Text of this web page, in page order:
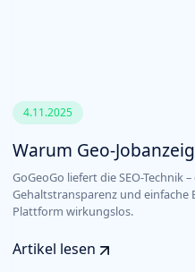
4.11.2025
Warum Geo-
GoGeoGo liefert die SEO-Technik
Gehaltstransparenz und
Plattform wirkungslos.
Artikel lesen